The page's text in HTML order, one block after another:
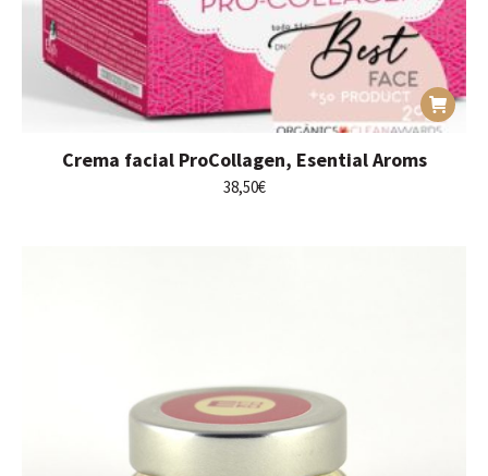
Crema facial ProCollagen, Esential Aroms
38,50€